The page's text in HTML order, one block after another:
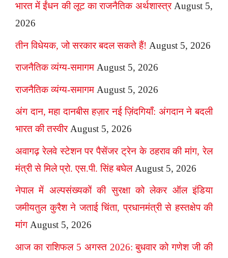
भारत में ईंधन की लूट का राजनैतिक अर्थशास्त्र August 5,
2026
तीन विधेयक, जो सरकार बदल सकते हैं! August 5, 2026
राजनैतिक व्यंग्य-समागम August 5, 2026
राजनैतिक व्यंग्य-समागम August 5, 2026
अंग दान, महा दानबीस हज़ार नई ज़िंदगियाँ: अंगदान ने बदली
भारत की तस्वीर August 5, 2026
अवागढ़ रेलवे स्टेशन पर पैसेंजर ट्रेन के ठहराव की मांग, रेल
मंत्री से मिले प्रो. एस.पी. सिंह बघेल August 5, 2026
नेपाल में अल्पसंख्यकों की सुरक्षा को लेकर ऑल इंडिया
जमीयतुल कुरैश ने जताई चिंता, प्रधानमंत्री से हस्तक्षेप की
मांग August 5, 2026
आज का राशिफल 5 अगस्त 2026: बुधवार को गणेश जी की